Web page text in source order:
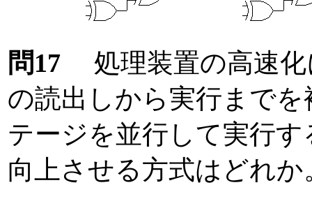
問17 処理装置の高速化
の読出しから実行まで
テージを並行して実行
向上させる方式はどれか